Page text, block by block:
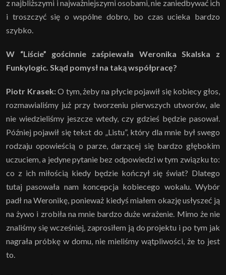
z najbliższymi i najważniejszymi osobami, nie zaniedbywać ich
i troszczyć się o wspólne dobro, bo czas ucieka bardzo
szybko.
W “Liście” gościnnie zaśpiewała Weronika Skalska z
Funkylogic. Skąd pomysł na taką współpracę?
Piotr Krasek:O tym, żeby na płycie pojawił się kobiecy głos,
rozmawialiśmy już przy tworzeniu pierwszych utworów, ale
nie wiedzieliśmy jeszcze wtedy, czy gdzieś będzie pasował.
Później pojawił się tekst do „Listu”, który dla mnie był swego
rodzaju opowieścią o parze, darzącej się bardzo głębokim
uczuciem, a jedyne pytanie bez odpowiedzi w tym związku to:
co z ich miłością kiedy będzie kończył się świat? Dlatego
tutaj pasowała nam koncepcja kobiecego wokalu. Wybór
padł na Weronikę, ponieważ kiedyś miałem okazję usłyszeć ją
na żywo i zrobiła na mnie bardzo duże wrażenie. Mimo że nie
znaliśmy się wcześniej, zaprosiłem ją do projektu i po tym jak
nagrała próbkę w domu, nie mieliśmy wątpliwości, że to jest
to.